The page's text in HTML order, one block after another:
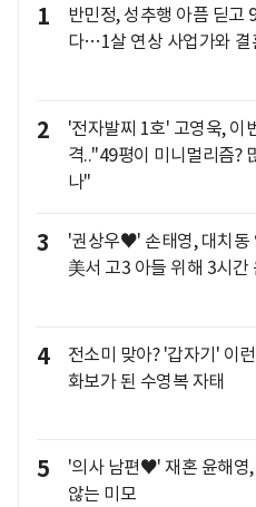
1
반민정, 성추행 아픔 딛고
다…1살 연상 사업가와 결
2
'전자발찌 1호' 고영욱, 이
격.."49평이 미니멀리즘?
나"
3
'권상우♥' 손태영, 대치동
美서 고3 아들 위해 3시간
4
전소미 맞아? '갑자기' 이
화보가 된 수영복 자태
5
'의사 남편♥' 재혼 윤해영,
않는 미모